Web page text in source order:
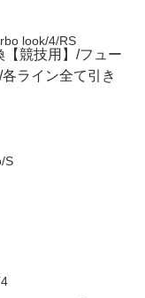
look/4/RS
S
【競技用】/フュー
ライン全て引き